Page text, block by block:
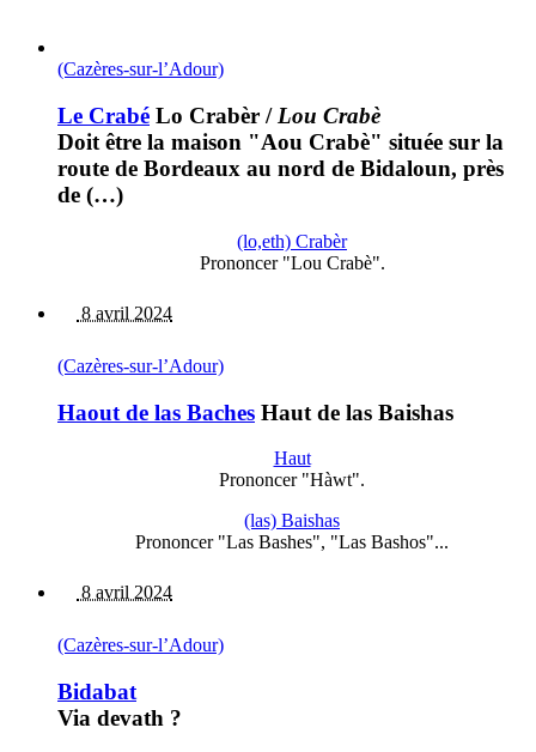
(Cazères-sur-l’Adour)
Le Crabé Lo Crabèr / Lou Crabè
Doit être la maison "Aou Crabè" située sur la
route de Bordeaux au nord de Bidaloun, près
de (…)
(lo,eth) Crabèr
Prononcer "Lou Crabè".
8 avril 2024
(Cazères-sur-l’Adour)
Haout de las Baches Haut de las Baishas
Haut
Prononcer "Hàwt".
(las) Baishas
Prononcer "Las Bashes", "Las Bashos"...
8 avril 2024
(Cazères-sur-l’Adour)
Bidabat
Via devath ?